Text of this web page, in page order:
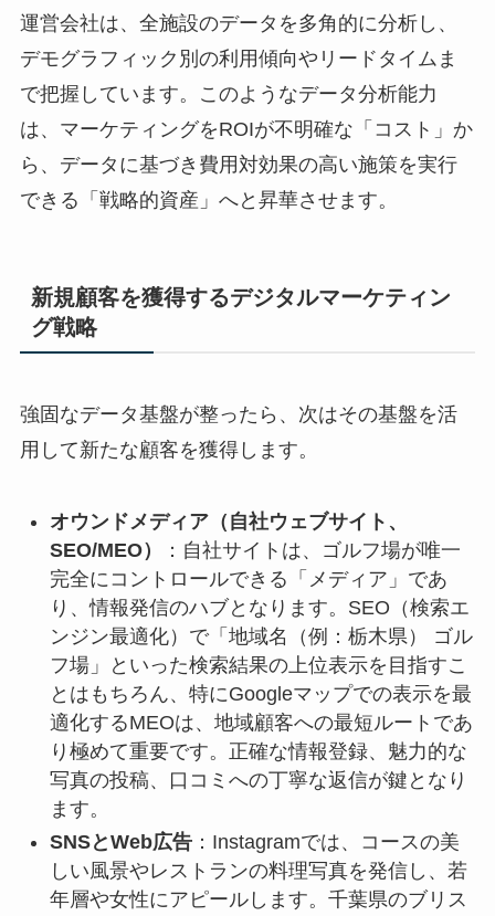
運営会社は、全施設のデータを多角的に分析し、
デモグラフィック別の利用傾向やリードタイムま
で把握しています。このようなデータ分析能力
は、マーケティングをROIが不明確な「コスト」か
ら、データに基づき費用対効果の高い施策を実行
できる「戦略的資産」へと昇華させます。
新規顧客を獲得するデジタルマーケティン
グ戦略
強固なデータ基盤が整ったら、次はその基盤を活
用して新たな顧客を獲得します。
オウンドメディア（自社ウェブサイト、
SEO/MEO）
：自社サイトは、ゴルフ場が唯一
完全にコントロールできる「メディア」であ
り、情報発信のハブとなります。SEO（検索エ
ンジン最適化）で「地域名（例：栃木県） ゴル
フ場」といった検索結果の上位表示を目指すこ
とはもちろん、特にGoogleマップでの表示を最
適化するMEOは、地域顧客への最短ルートであ
り極めて重要です。正確な情報登録、魅力的な
写真の投稿、口コミへの丁寧な返信が鍵となり
ます。
SNSとWeb広告：Instagramでは、コースの美
しい風景やレストランの料理写真を発信し、若
年層や女性にアピールします。千葉県のブリス